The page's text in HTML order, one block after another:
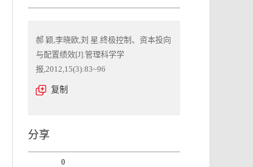
郝 颖,李晓欧,刘 星.终极控制、资本投向
与配置绩效[J].管理科学学
报,2012,15(3):83~96
复制
分享
0